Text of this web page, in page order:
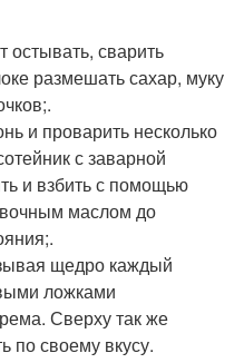
остывать, сварить
размешать сахар, муку
и проварить несколько
с заварной
и взбить с помощью
маслом до
щедро каждый
ложками
Сверху так же
по своему вкусу.